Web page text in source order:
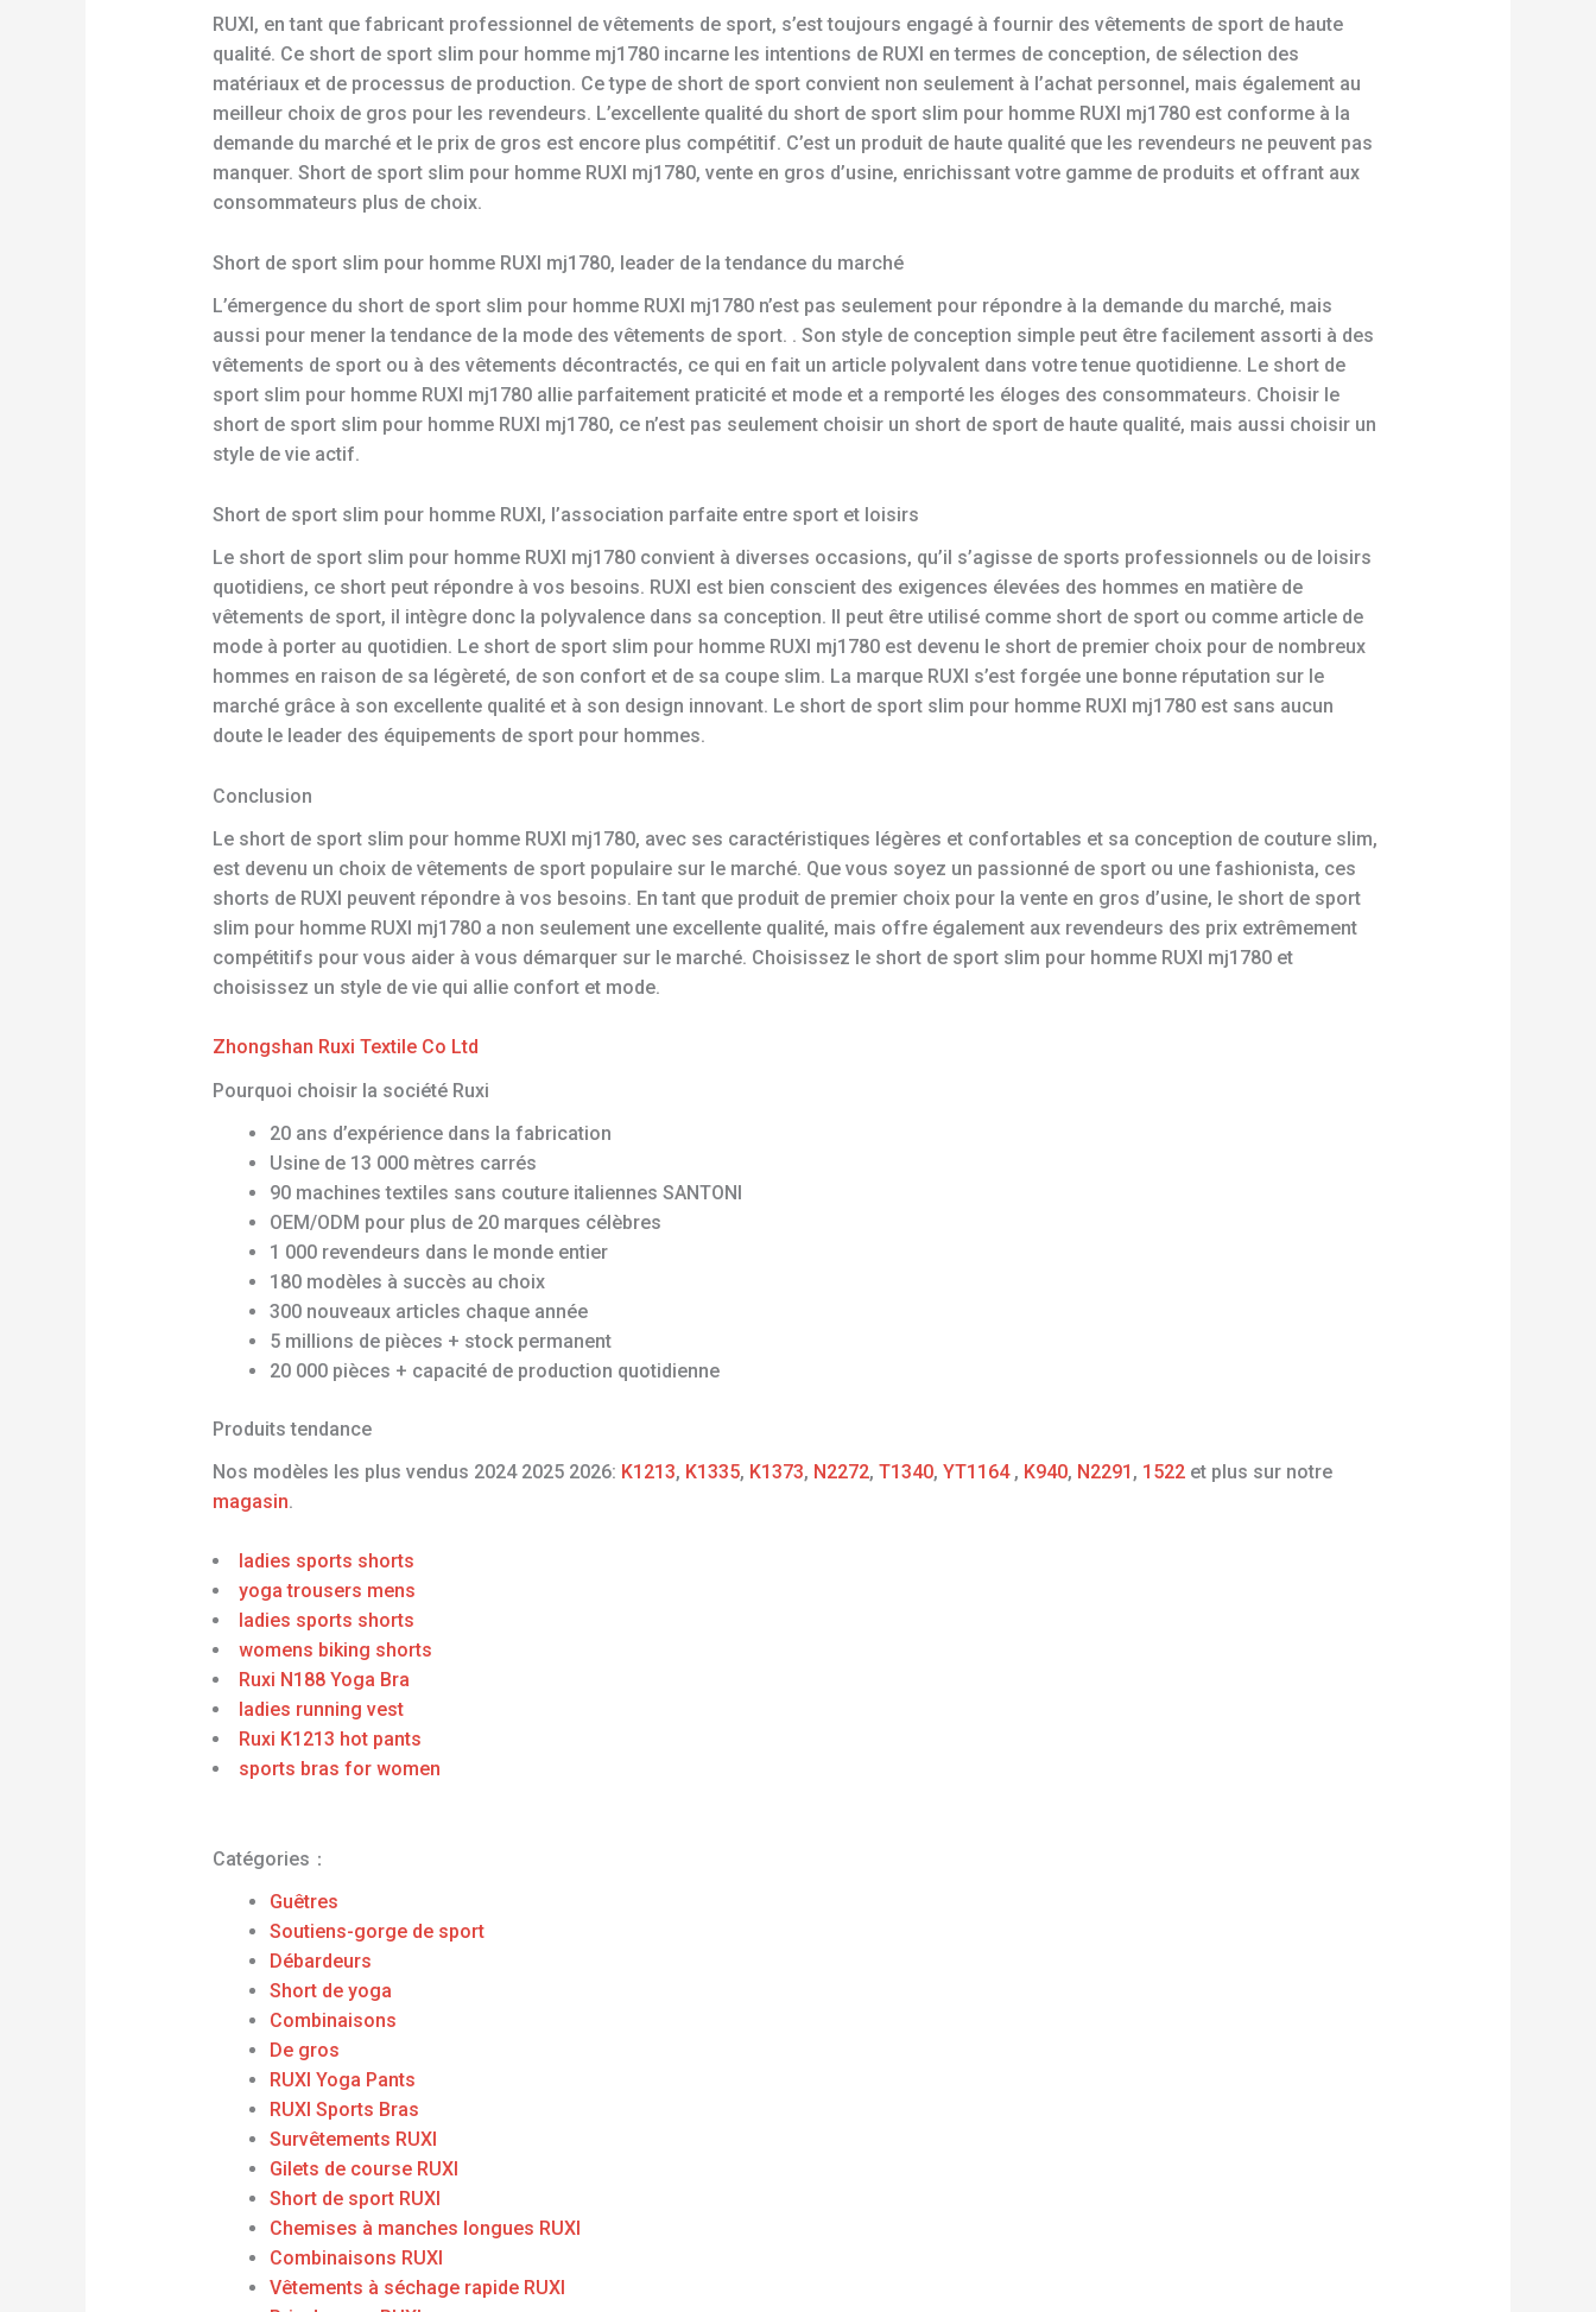
RUXI, en tant que fabricant professionnel de vêtements de sport, s’est toujours engagé à fournir des vêtements de sport de haute
qualité. Ce short de sport slim pour homme mj1780 incarne les intentions de RUXI en termes de conception, de sélection des
matériaux et de processus de production. Ce type de short de sport convient non seulement à l’achat personnel, mais également au
meilleur choix de gros pour les revendeurs. L’excellente qualité du short de sport slim pour homme RUXI mj1780 est conforme à la
demande du marché et le prix de gros est encore plus compétitif. C’est un produit de haute qualité que les revendeurs ne peuvent pas
manquer. Short de sport slim pour homme RUXI mj1780, vente en gros d’usine, enrichissant votre gamme de produits et offrant aux
consommateurs plus de choix.
Short de sport slim pour homme RUXI mj1780, leader de la tendance du marché
L’émergence du short de sport slim pour homme RUXI mj1780 n’est pas seulement pour répondre à la demande du marché, mais
aussi pour mener la tendance de la mode des vêtements de sport. . Son style de conception simple peut être facilement assorti à des
vêtements de sport ou à des vêtements décontractés, ce qui en fait un article polyvalent dans votre tenue quotidienne. Le short de
sport slim pour homme RUXI mj1780 allie parfaitement praticité et mode et a remporté les éloges des consommateurs. Choisir le
short de sport slim pour homme RUXI mj1780, ce n’est pas seulement choisir un short de sport de haute qualité, mais aussi choisir un
style de vie actif.
Short de sport slim pour homme RUXI, l’association parfaite entre sport et loisirs
Le short de sport slim pour homme RUXI mj1780 convient à diverses occasions, qu’il s’agisse de sports professionnels ou de loisirs
quotidiens, ce short peut répondre à vos besoins. RUXI est bien conscient des exigences élevées des hommes en matière de
vêtements de sport, il intègre donc la polyvalence dans sa conception. Il peut être utilisé comme short de sport ou comme article de
mode à porter au quotidien. Le short de sport slim pour homme RUXI mj1780 est devenu le short de premier choix pour de nombreux
hommes en raison de sa légèreté, de son confort et de sa coupe slim. La marque RUXI s’est forgée une bonne réputation sur le
marché grâce à son excellente qualité et à son design innovant. Le short de sport slim pour homme RUXI mj1780 est sans aucun
doute le leader des équipements de sport pour hommes.
Conclusion
Le short de sport slim pour homme RUXI mj1780, avec ses caractéristiques légères et confortables et sa conception de couture slim,
est devenu un choix de vêtements de sport populaire sur le marché. Que vous soyez un passionné de sport ou une fashionista, ces
shorts de RUXI peuvent répondre à vos besoins. En tant que produit de premier choix pour la vente en gros d’usine, le short de sport
slim pour homme RUXI mj1780 a non seulement une excellente qualité, mais offre également aux revendeurs des prix extrêmement
compétitifs pour vous aider à vous démarquer sur le marché. Choisissez le short de sport slim pour homme RUXI mj1780 et
choisissez un style de vie qui allie confort et mode.
Zhongshan Ruxi Textile Co Ltd
Pourquoi choisir la société Ruxi
20 ans d’expérience dans la fabrication
Usine de 13 000 mètres carrés
90 machines textiles sans couture italiennes SANTONI
OEM/ODM pour plus de 20 marques célèbres
1 000 revendeurs dans le monde entier
180 modèles à succès au choix
300 nouveaux articles chaque année
5 millions de pièces + stock permanent
20 000 pièces + capacité de production quotidienne
Produits tendance
Nos modèles les plus vendus 2024 2025 2026: K1213, K1335, K1373, N2272, T1340, YT1164, K940, N2291 , 1522 et plus sur notre
magasin.
ladies sports shorts
yoga trousers mens
ladies sports shorts
womens biking shorts
Ruxi N188 Yoga Bra
ladies running vest
Ruxi K1213 hot pants
sports bras for women
Catégories：
Guêtres
Soutiens-gorge de sport
Débardeurs
Short de yoga
Combinaisons
De gros
RUXI Yoga Pants
RUXI Sports Bras
Survêtements RUXI
Gilets de course RUXI
Short de sport RUXI
Chemises à manches longues RUXI
Combinaisons RUXI
Vêtements à séchage rapide RUXI